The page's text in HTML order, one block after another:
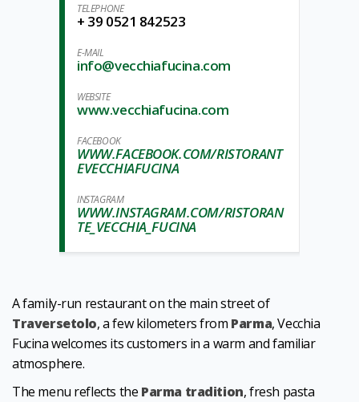
TELEPHONE
+ 39 0521 842523
E-MAIL
info@vecchiafucina.com
WEBSITE
www.vecchiafucina.com
FACEBOOK
WWW.FACEBOOK.COM/RISTORANT
EVECCHIAFUCINA
INSTAGRAM
WWW.INSTAGRAM.COM/RISTORAN
TE_VECCHIA_FUCINA
A family-run restaurant on the main street of
Traversetolo, a few kilometers from Parma, Vecchia
Fucina welcomes its customers in a warm and familiar
atmosphere.
The menu reflects the Parma tradition, fresh pasta